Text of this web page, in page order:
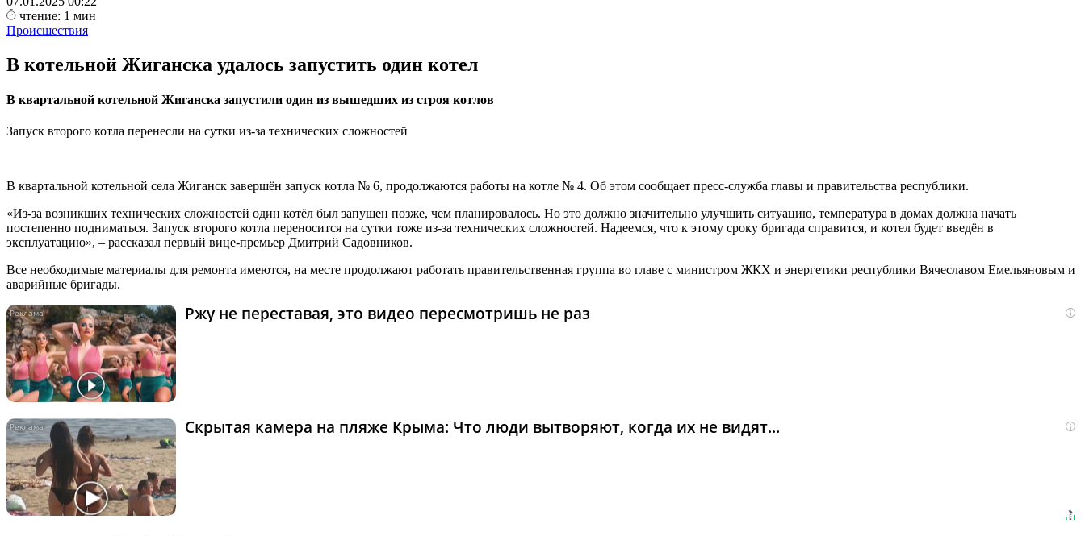
чтение: 1 мин
Происшествия
В котельной Жиганска удалось запустить один котел
В квартальной котельной Жиганска запустили один из вышедших из строя котлов
Запуск второго котла перенесли на сутки из-за технических сложностей
В квартальной котельной села Жиганск завершён запуск котла № 6, продолжаются работы на котле № 4. Об этом сообщает пресс-служба главы и правительства республики.
«Из-за возникших технических сложностей один котёл был запущен позже, чем планировалось. Но это должно значительно улучшить ситуацию, температура в домах должна начать
постепенно подниматься. Запуск второго котла переносится на сутки тоже из-за технических сложностей. Надеемся, что к этому сроку бригада справится, и котел будет введён в
эксплуатацию», – рассказал первый вице-премьер Дмитрий Садовников.
Все необходимые материалы для ремонта имеются, на месте продолжают работать правительственная группа во главе с министром ЖКХ и энергетики республики Вячеславом Емельяновым и
аварийные бригады.
i
Ржу не переставая, это видео пересмотришь не раз
i
Скрытая камера на пляже Крыма: Что люди вытворяют, когда их не видят...